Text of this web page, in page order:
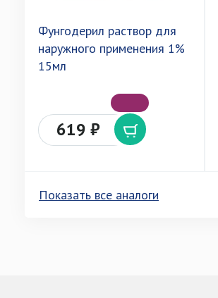
Фунгодерил раствор для
наружного применения 1%
15мл
619 ₽
Показать все аналоги